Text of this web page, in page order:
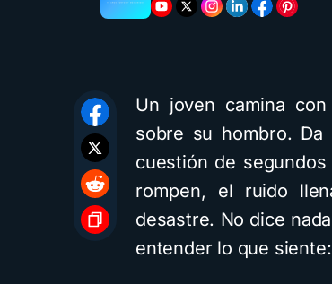
Un joven camina
sobre su hombro.
cuestión de
rompen, el ruido
desastre. No dice
entender lo que